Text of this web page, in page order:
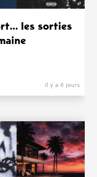
les sorties
il y a 6 jours